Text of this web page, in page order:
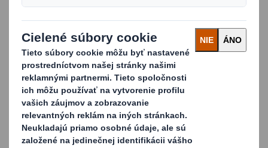
Dobre navrhnutý obal pre elektronický
obchod dokáže:
Zabrániť poškodeniu výrobku pri akýchkoľvek
nástrahám dodávateľského reťazca
elektronického obchodu
Identifikovať správny obal pre elektronický
obchod, ktorý má udržať v bezpečí krehké
výrobky, ako sú rastliny alebo sklo, až kým ich